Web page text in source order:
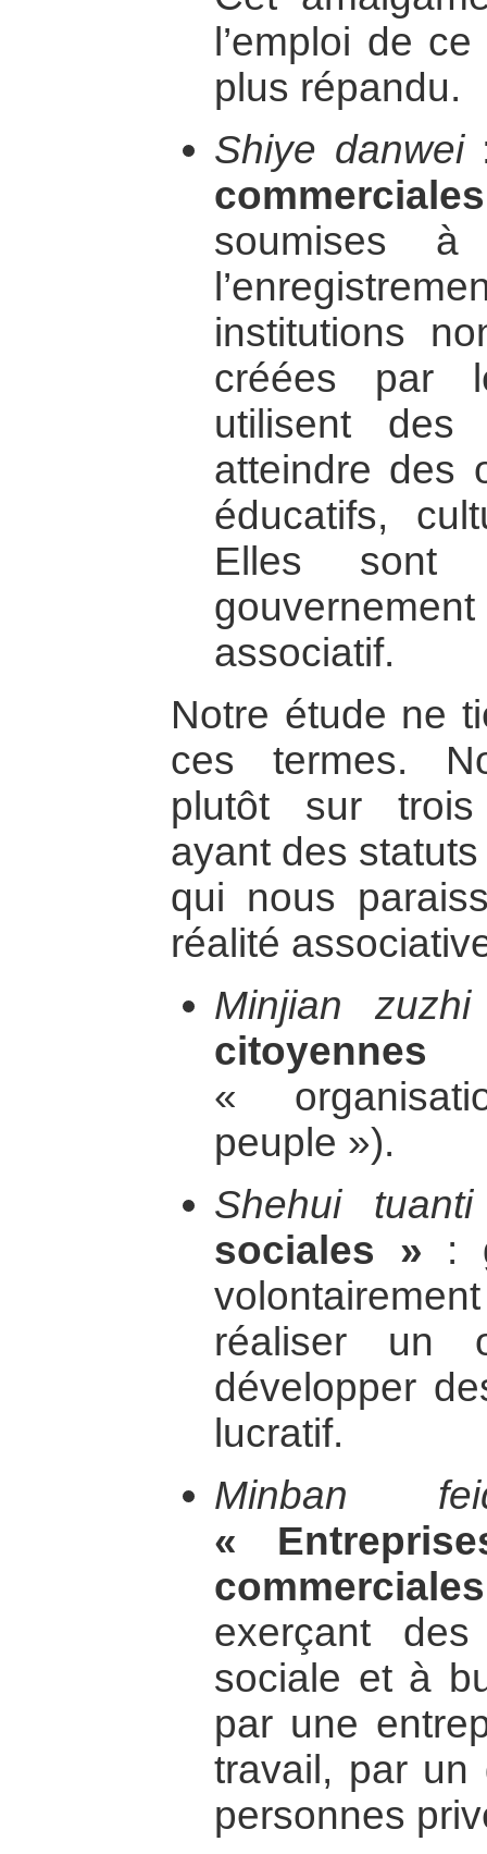
l’emploi de
plus répandu.
Shiye danwei
soumises
institutions
créées par
utilisent des
atteindre des
éducatifs,
Elles sont
associatif.
Notre étude ne
ces termes.
plutôt sur trois
ayant des
qui nous
réalité
Minjian zuzhi
citoyennes
«
peuple »).
Shehui tuanti
sociales » :
réaliser un
développer
lucratif.
Minban
«
exerçant
sociale et à
par une
travail, par un
personnes